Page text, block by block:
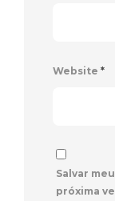
Website *
Salvar
próxima